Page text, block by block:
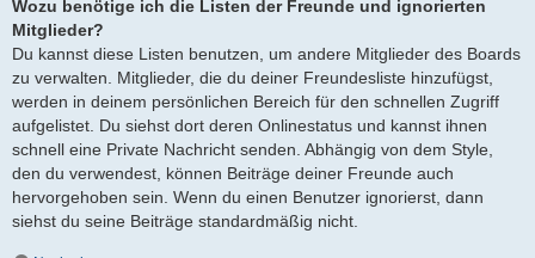
Wozu benötige ich die Listen der Freunde und ignorierten
Mitglieder?
Du kannst diese Listen benutzen, um andere Mitglieder des Boards
zu verwalten. Mitglieder, die du deiner Freundesliste hinzufügst,
werden in deinem persönlichen Bereich für den schnellen Zugriff
aufgelistet. Du siehst dort deren Onlinestatus und kannst ihnen
schnell eine Private Nachricht senden. Abhängig von dem Style,
den du verwendest, können Beiträge deiner Freunde auch
hervorgehoben sein. Wenn du einen Benutzer ignorierst, dann
siehst du seine Beiträge standardmäßig nicht.